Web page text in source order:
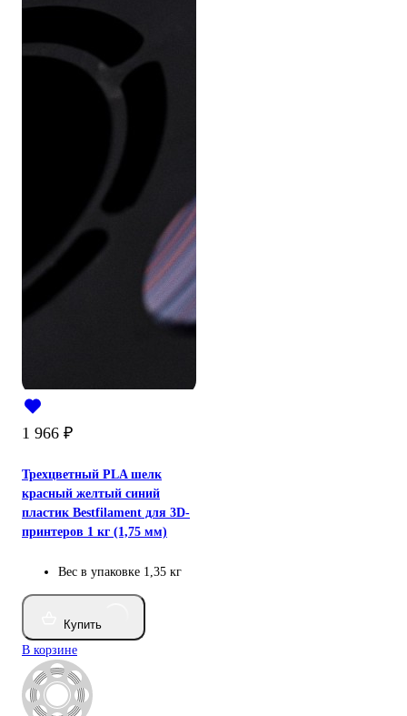
1 966 ₽
Трехцветный PLA шелк
красный желтый синий
пластик Bestfilament для 3D-
принтеров 1 кг (1,75 мм)
Вес в упаковке 1,35 кг
Купить
В корзине